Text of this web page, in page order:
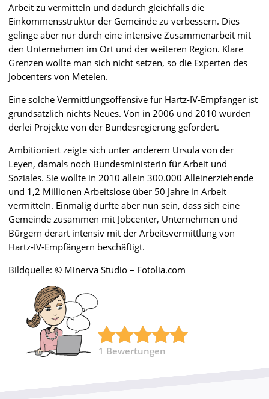
Arbeit zu vermitteln und dadurch gleichfalls die
Einkommensstruktur der Gemeinde zu verbessern. Dies
gelinge aber nur durch eine intensive Zusammenarbeit mit
den Unternehmen im Ort und der weiteren Region. Klare
Grenzen wollte man sich nicht setzen, so die Experten des
Jobcenters von Metelen.
Eine solche Vermittlungsoffensive für Hartz-IV-Empfänger ist
grundsätzlich nichts Neues. Von in 2006 und 2010 wurden
derlei Projekte von der Bundesregierung gefordert.
Ambitioniert zeigte sich unter anderem Ursula von der
Leyen, damals noch Bundesministerin für Arbeit und
Soziales. Sie wollte in 2010 allein 300.000 Alleinerziehende
und 1,2 Millionen Arbeitslose über 50 Jahre in Arbeit
vermitteln. Einmalig dürfte aber nun sein, dass sich eine
Gemeinde zusammen mit Jobcenter, Unternehmen und
Bürgern derart intensiv mit der Arbeitsvermittlung von
Hartz-IV-Empfängern beschäftigt.
Bildquelle: © Minerva Studio – Fotolia.com
1 Bewertungen